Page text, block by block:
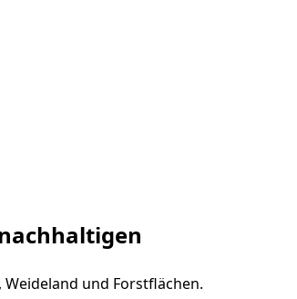
und Forstflächen.